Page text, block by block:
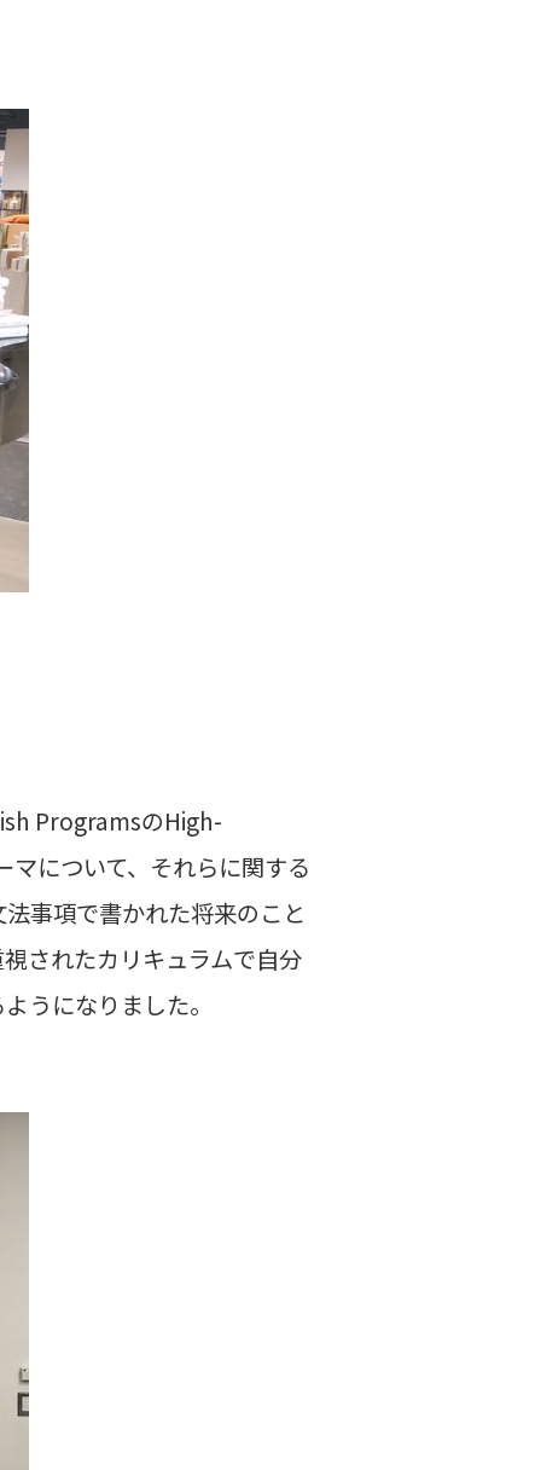
ProgramsのHigh-
について、それらに関する
事項で書かれた将来のこと
されたカリキュラムで自分
うになりました。